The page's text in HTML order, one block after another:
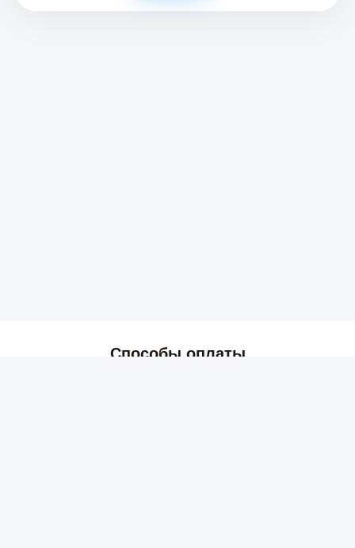
Способы оплаты